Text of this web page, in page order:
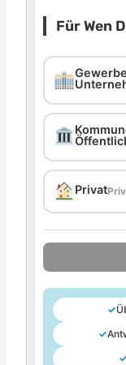
Für Wen
Privat
✓
✓
✓